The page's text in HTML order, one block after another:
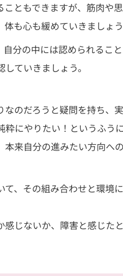
ともできますが、筋肉や
も心も緩めていきましょう
分の中には認められるこ
ていきましょう。
のだろうと疑問を持ち、
にやりたい！というふう
来自分の進みたい方向へ
、その組み合わせと環境
じないか、障害と感じた